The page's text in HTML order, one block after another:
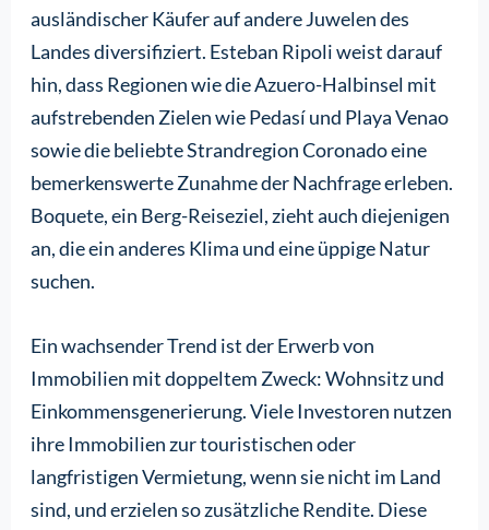
ausländischer Käufer auf andere Juwelen des
Landes diversifiziert. Esteban Ripoli weist darauf
hin, dass Regionen wie die Azuero-Halbinsel mit
aufstrebenden Zielen wie Pedasí und Playa Venao
sowie die beliebte Strandregion Coronado eine
bemerkenswerte Zunahme der Nachfrage erleben.
Boquete, ein Berg-Reiseziel, zieht auch diejenigen
an, die ein anderes Klima und eine üppige Natur
suchen.
Ein wachsender Trend ist der Erwerb von
Immobilien mit doppeltem Zweck: Wohnsitz und
Einkommensgenerierung. Viele Investoren nutzen
ihre Immobilien zur touristischen oder
langfristigen Vermietung, wenn sie nicht im Land
sind, und erzielen so zusätzliche Rendite. Diese